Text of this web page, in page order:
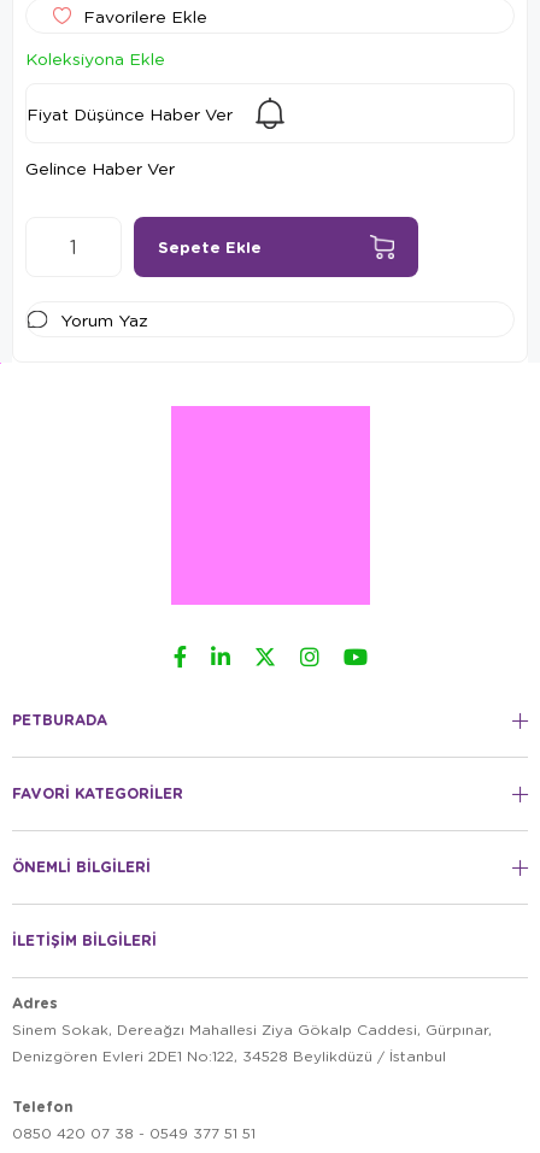
Favorilere Ekle
Koleksiyona Ekle
Fiyat Düşünce Haber Ver
Gelince Haber Ver
Yorum Yaz
PETBURADA
FAVORİ KATEGORİLER
ÖNEMLİ BİLGİLERİ
İLETİŞİM BİLGİLERİ
Adres
Sinem Sokak, Dereağzı Mahallesi Ziya Gökalp Caddesi, Gürpınar,
Denizgören Evleri 2DE1 No:122, 34528 Beylikdüzü / İstanbul
Telefon
0850 420 07 38 - 0549 377 51 51